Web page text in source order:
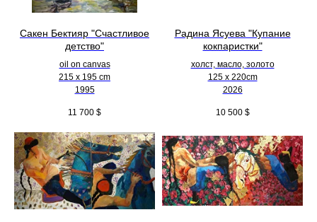
Сакен Бектияр "Счастливое
детство"
oil on canvas
215 x 195 cm
1995
11 700 $
Радина Ясуева "Купание
кокпаристки"
холст, масло, золото
125 х 220cm
2026
10 500 $